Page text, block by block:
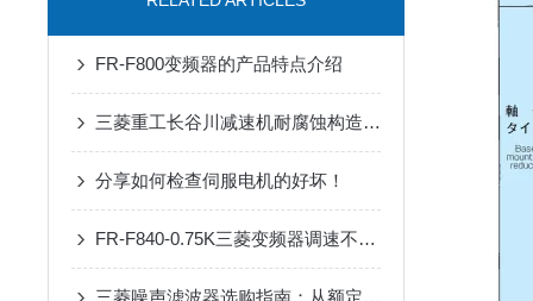
FR-F800变频器的产品特点介绍
三菱重工长谷川减速机耐腐蚀构造在户外工业设备传动中的适配优势
分享如何检查伺服电机的好坏！
FR-F840-0.75K三菱变频器调速不稳？90%是这几个参数没设对
三菱噪声滤波器选购指南：从额定电流、频率范围到适配场景